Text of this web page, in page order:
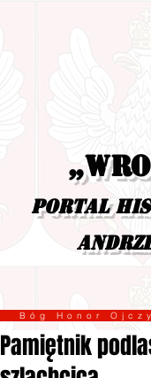
portal
Honor
Pamiętnik